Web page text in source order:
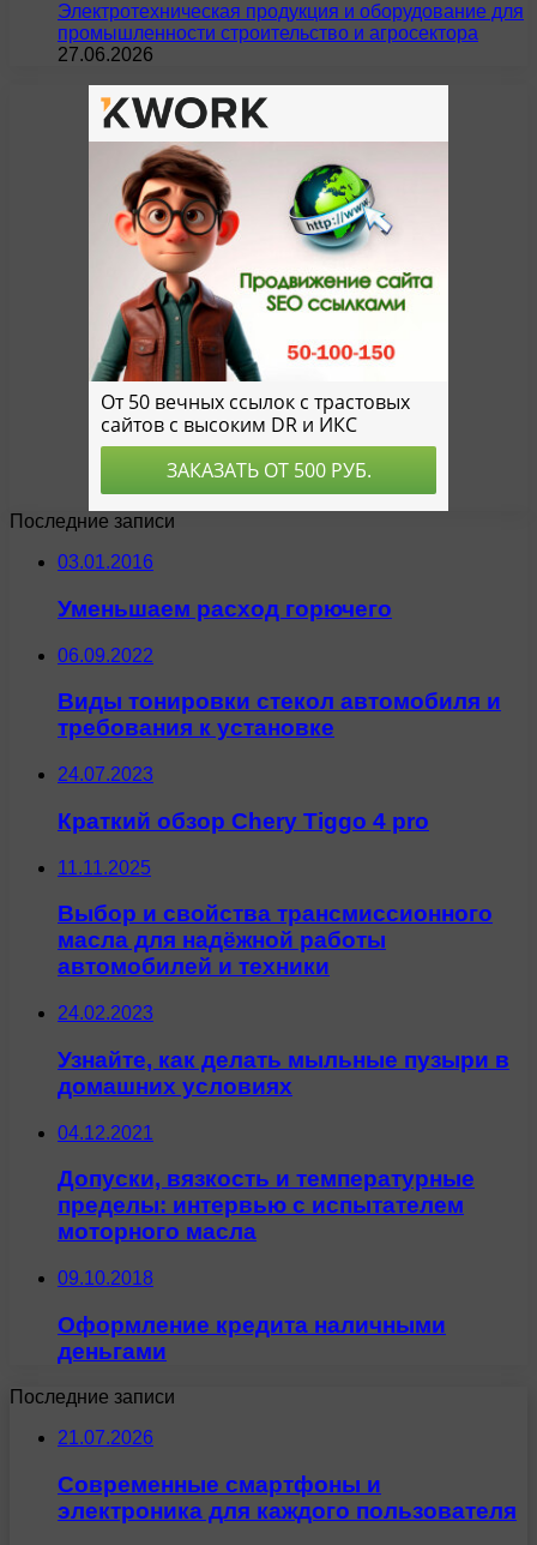
Электротехническая продукция и оборудование для
промышленности строительство и агросектора
27.06.2026
Последние записи
03.01.2016
Уменьшаем расход горючего
06.09.2022
Виды тонировки стекол автомобиля и
требования к установке
24.07.2023
Краткий обзор Chery Tiggo 4 pro
11.11.2025
Выбор и свойства трансмиссионного
масла для надёжной работы
автомобилей и техники
24.02.2023
Узнайте, как делать мыльные пузыри в
домашних условиях
04.12.2021
Допуски, вязкость и температурные
пределы: интервью с испытателем
моторного масла
09.10.2018
Оформление кредита наличными
деньгами
Последние записи
21.07.2026
Современные смартфоны и
электроника для каждого пользователя